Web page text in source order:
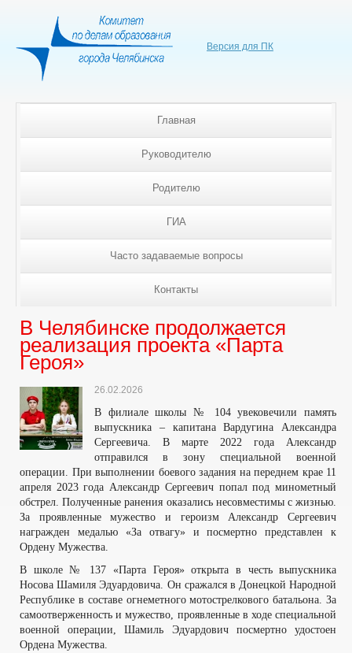
Версия для ПК
Главная
Руководителю
Родителю
ГИА
Часто задаваемые вопросы
Контакты
В Челябинске продолжается
реализация проекта «Парта
Героя»
26.02.2026
В филиале школы № 104 увековечили память
выпускника – капитана Вардугина Александра
Сергеевича. В марте 2022 года Александр
отправился в зону специальной военной
операции. При выполнении боевого задания на переднем крае 11
апреля 2023 года Александр Сергеевич попал под минометный
обстрел. Полученные ранения оказались несовместимы с жизнью.
За проявленные мужество и героизм Александр Сергеевич
награжден медалью «За отвагу» и посмертно представлен к
Ордену Мужества.
В школе № 137 «Парта Героя» открыта в честь выпускника
Носова Шамиля Эдуардовича. Он сражался в Донецкой Народной
Республике в составе огнеметного мотострелкового батальона. За
самоотверженность и мужество, проявленные в ходе специальной
военной операции, Шамиль Эдуардович посмертно удостоен
Ордена Мужества.